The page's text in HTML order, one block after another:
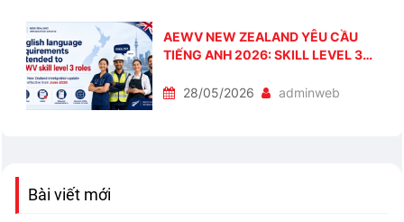
AEWV NEW ZEALAND YÊU CẦU
TIẾNG ANH 2026: SKILL LEVEL 3
28/05/2026
adminweb
Bài viết mới